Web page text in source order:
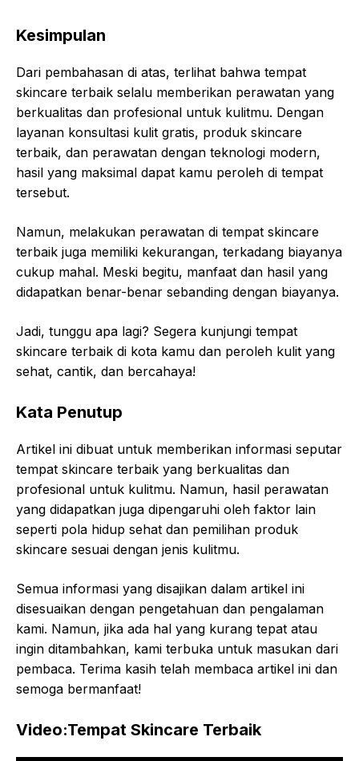
Kesimpulan
Dari pembahasan di atas, terlihat bahwa tempat
skincare terbaik selalu memberikan perawatan yang
berkualitas dan profesional untuk kulitmu. Dengan
layanan konsultasi kulit gratis, produk skincare
terbaik, dan perawatan dengan teknologi modern,
hasil yang maksimal dapat kamu peroleh di tempat
tersebut.
Namun, melakukan perawatan di tempat skincare
terbaik juga memiliki kekurangan, terkadang biayanya
cukup mahal. Meski begitu, manfaat dan hasil yang
didapatkan benar-benar sebanding dengan biayanya.
Jadi, tunggu apa lagi? Segera kunjungi tempat
skincare terbaik di kota kamu dan peroleh kulit yang
sehat, cantik, dan bercahaya!
Kata Penutup
Artikel ini dibuat untuk memberikan informasi seputar
tempat skincare terbaik yang berkualitas dan
profesional untuk kulitmu. Namun, hasil perawatan
yang didapatkan juga dipengaruhi oleh faktor lain
seperti pola hidup sehat dan pemilihan produk
skincare sesuai dengan jenis kulitmu.
Semua informasi yang disajikan dalam artikel ini
disesuaikan dengan pengetahuan dan pengalaman
kami. Namun, jika ada hal yang kurang tepat atau
ingin ditambahkan, kami terbuka untuk masukan dari
pembaca. Terima kasih telah membaca artikel ini dan
semoga bermanfaat!
Video:Tempat Skincare Terbaik